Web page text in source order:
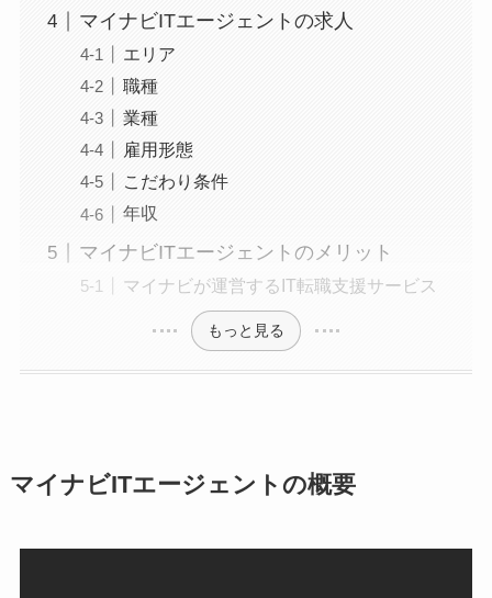
マイナビITエージェントの求人
エリア
職種
業種
雇用形態
こだわり条件
年収
マイナビITエージェントのメリット
マイナビが運営するIT転職支援サービス
もっと見る
マイナビITエージェントの概要